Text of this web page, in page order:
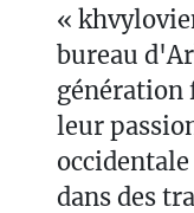
«
bureau
génération
leur
dans des